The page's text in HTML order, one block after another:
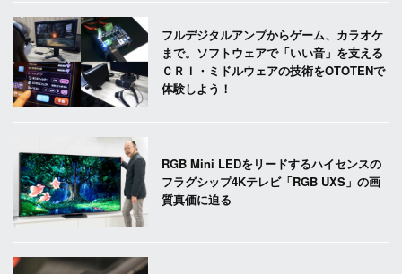
フルデジタルアンプからゲーム、カラオケ
まで。ソフトウェアで「いい音」を支える
ＣＲＩ・ミドルウェアの技術をOTOTENで
体験しよう！
RGB Mini LEDをリードするハイセンスの
フラグシップ4Kテレビ「RGB UXS」の画
質真価に迫る